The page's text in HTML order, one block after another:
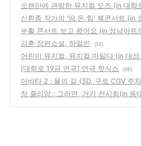
오랜만에 관람한 뮤지컬 오즈 (in 대학
엠)
(76)
신환종 작가의 '땅,돈,힘' 북콘서트 (in
화재단 성동구립도서관 성수아트홀)
부활 콘서트 보고 왔어요 (in 성남아트
00)
김훈 장편소설, 하얼빈 (32)
어린이 뮤지컬, 뮤지컬 마틸다 (in 대성
아트센터)
(34)
[대학로 19금 연극] 연극 핫식스 (36)
아바타 2 : 물의 길 (3D, 구로 CGV 주
보)
(46)
장 줄리앙 : 그러면, 거기 전시회(in 동